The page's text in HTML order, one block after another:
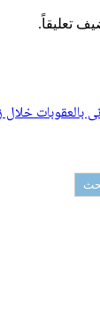
تعليقاً.
بالعقوبات خلال